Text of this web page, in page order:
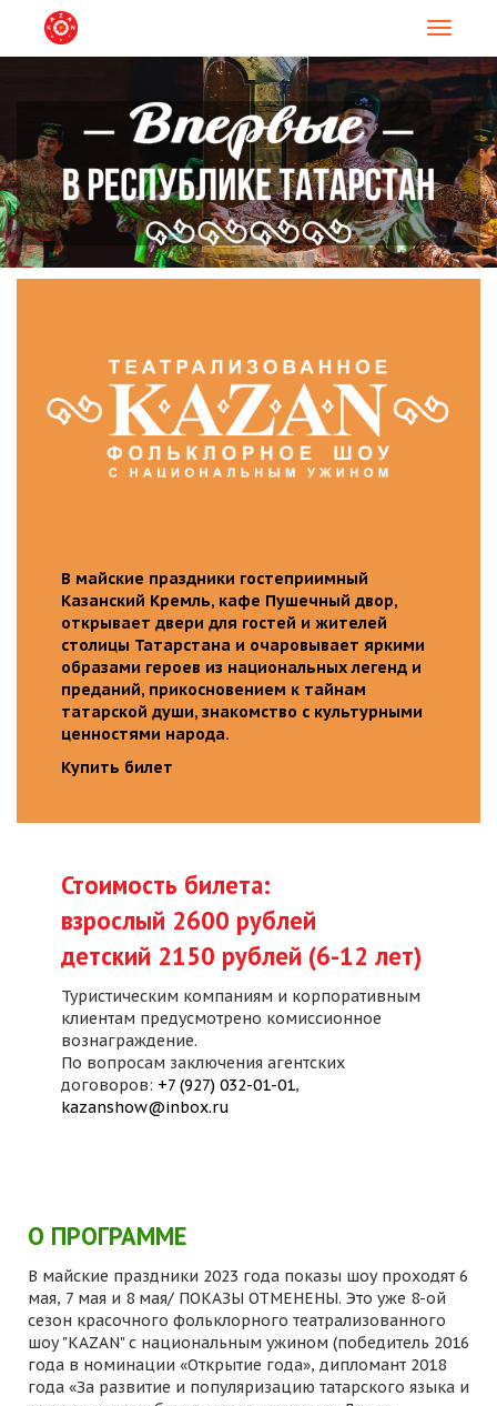
В майские праздники гостеприимный
Казанский Кремль, кафе Пушечный двор,
открывает двери для гостей и жителей
столицы Татарстана и очаровывает яркими
образами героев из национальных легенд и
преданий, прикосновением к тайнам
татарской души, знакомство с культурными
ценностями народа.
Купить билет
Стоимость билета:
взрослый 2600 рублей
детский 2150 рублей (6-12 лет)
Туристическим компаниям и корпоративным
клиентам предусмотрено комиссионное
вознаграждение.
По вопросам заключения агентских
договоров: +7 (927) 032-01-01,
kazanshow@inbox.ru
О ПРОГРАММЕ
В майские праздники 2023 года показы шоу проходят 6
мая, 7 мая и 8 мая/ ПОКАЗЫ ОТМЕНЕНЫ. Это уже 8-ой
сезон красочного фольклорного театрализованного
шоу "KAZAN" с национальным ужином (победитель 2016
года в номинации «Открытие года», дипломант 2018
года «За развитие и популяризацию татарского языка и